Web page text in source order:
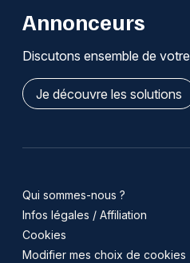
Annonceurs
Discutons ensemble de
Je découvre les solutions
Qui sommes-nous ?
Infos légales / Affiliation
Cookies
Modifier mes choix de cookies